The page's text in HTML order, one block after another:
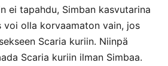
ei tapahdu, Simban kasvutarina
voi olla korvaamaton vain, jos
Scaria kuriin. Niinpä
Scaria kuriin ilman Simbaa.